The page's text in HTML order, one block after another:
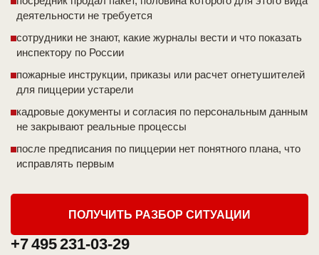
деятельности не требуется
сотрудники не знают, какие журналы вести и что показать
инспектору по России
пожарные инструкции, приказы или расчет огнетушителей
для пиццерии устарели
кадровые документы и согласия по персональным данным
не закрывают реальные процессы
после предписания по пиццерии нет понятного плана, что
исправлять первым
ПОЛУЧИТЬ РАЗБОР СИТУАЦИИ
+7 495 231-03-29